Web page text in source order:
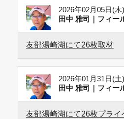
2026年02月05日(木)
田中 雅司｜フィー
友部湯崎湖にて26枚取材
2026年01月31日(土)
田中 雅司｜フィー
友部湯崎湖にて26枚プライ